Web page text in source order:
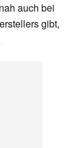
auch bei
gibt,